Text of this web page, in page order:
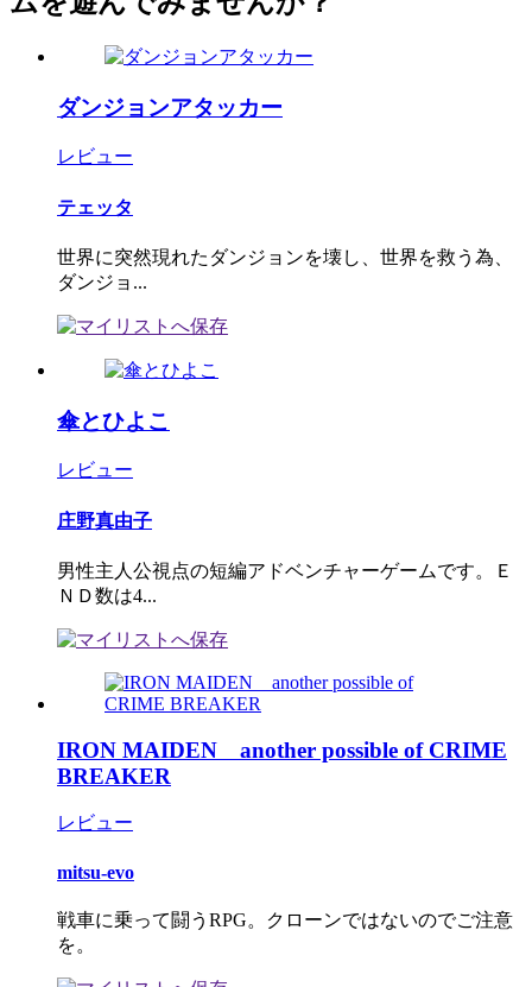
ダンジョンアタッカー
レビュー
テェッタ
世界に突然現れたダンジョンを壊し、世界を救う為、
ダンジョ...
傘とひよこ
レビュー
庄野真由子
男性主人公視点の短編アドベンチャーゲームです。Ｅ
ＮＤ数は4...
IRON MAIDEN another possible of CRIME
BREAKER
レビュー
mitsu-evo
戦車に乗って闘うRPG。クローンではないのでご注意
を。